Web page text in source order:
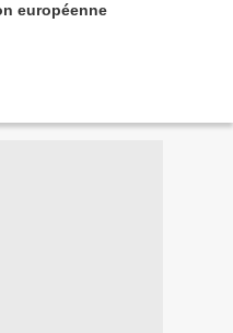
européenne